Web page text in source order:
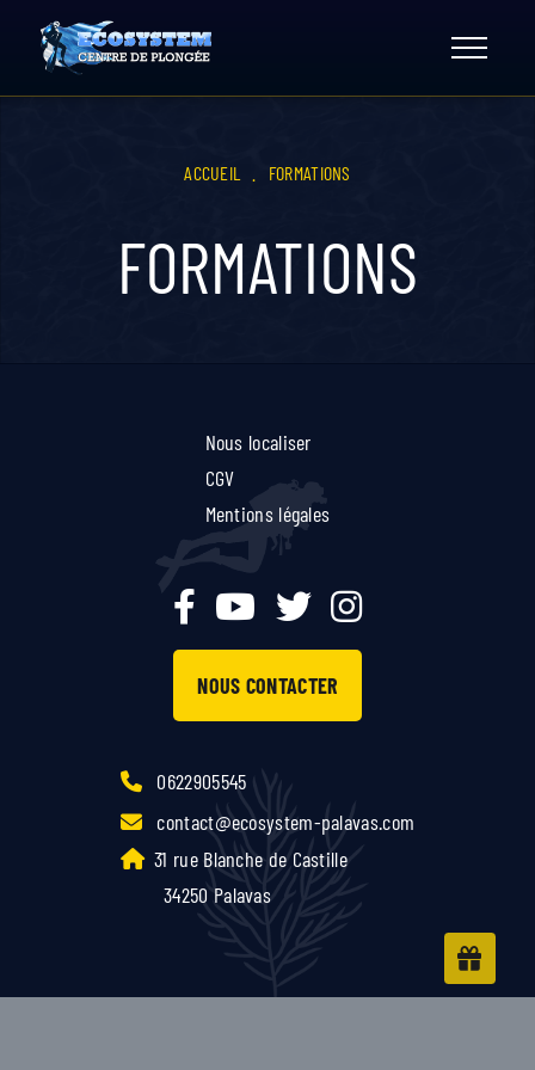
content
ACCUEIL FORMATIONS
FORMATIONS
Nous localiser
CGV
Mentions légales
NOUS CONTACTER
0622905545
contact@ecosystem-palavas.com
31 rue Blanche de Castille
34250 Palavas